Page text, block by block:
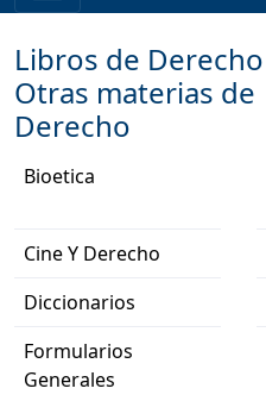
Libros de Derecho
Otras materias de
Derecho
Bioetica
Cine Y Derecho
Diccionarios
Formularios
Generales